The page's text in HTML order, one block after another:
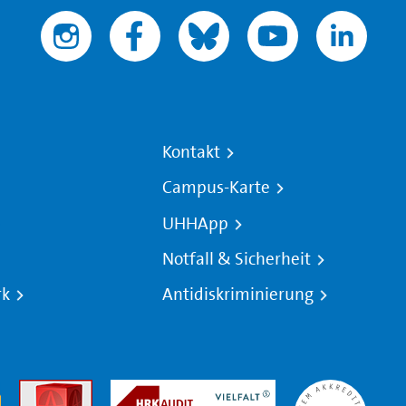
Kontakt
Campus-Karte
UHHApp
Notfall & Sicherheit
Antidiskriminierung